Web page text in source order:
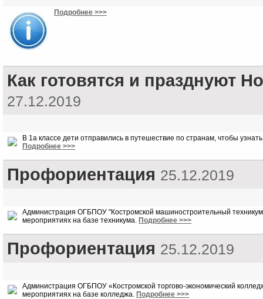
Подробнее >>>
Как готовятся и празднуют
27.12.2019
В 1а классе дети отправились в путешествие по странам, чтобы
Подробнее >>>
Профориентация 25.12.2019
Администрация ОГБПОУ "Костромской машиностроительный
мероприятиях на базе техникума. Подробнее >>>
Профориентация 25.12.2019
Администрация ОГБПОУ «Костромской торгово-экономический
мероприятиях на базе колледжа. Подробнее >>>